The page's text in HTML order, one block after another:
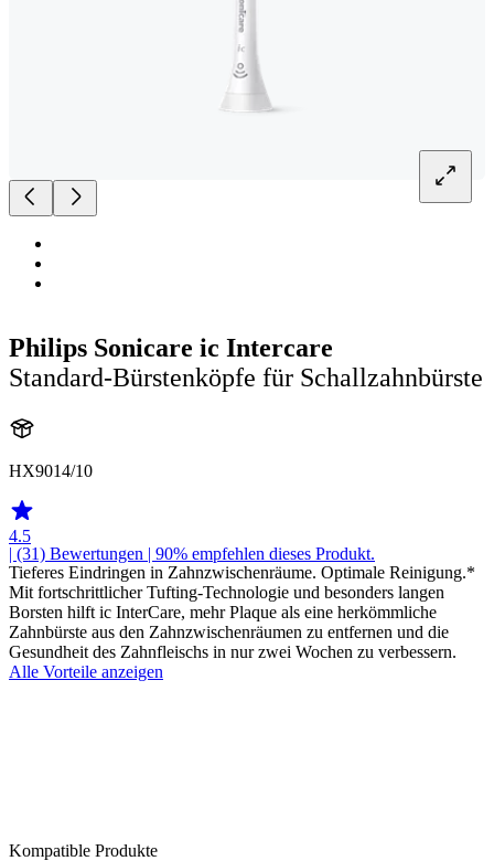
Philips Sonicare ic Intercare
Standard-Bürstenköpfe für Schallzahnbürste
HX9014/10
4.5
| (31) Bewertungen | 90% empfehlen dieses Produkt.
Tieferes Eindringen in Zahnzwischenräume. Optimale Reinigung.*
Mit fortschrittlicher Tufting-Technologie und besonders langen
Borsten hilft ic InterCare, mehr Plaque als eine herkömmliche
Zahnbürste aus den Zahnzwischenräumen zu entfernen und die
Gesundheit des Zahnfleischs in nur zwei Wochen zu verbessern.
Alle Vorteile anzeigen
Kompatible Produkte